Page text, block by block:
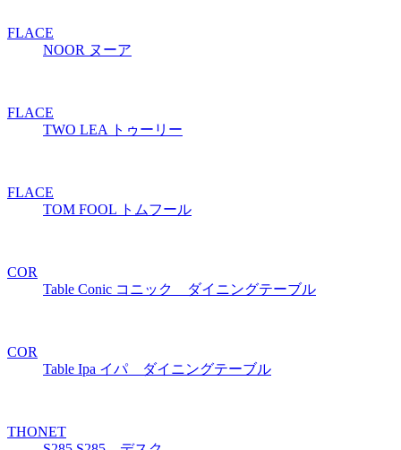
FLACE
NOOR ヌーア
FLACE
TWO LEA
トゥーリー
FLACE
TOM FOOL トムフール
COR
Table Conic コニック ダイニングテーブル
COR
Table Ipa イパ ダイニングテーブル
THONET